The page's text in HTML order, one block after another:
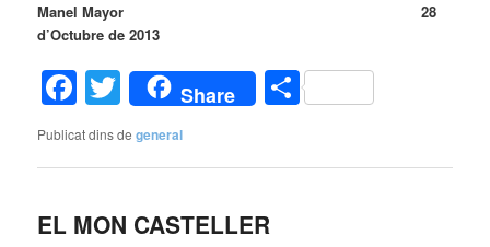
Manel Mayor 28
d’Octubre de 2013
Facebook
Twitter
Share Comparteix
Publicat dins de general
EL MON CASTELLER